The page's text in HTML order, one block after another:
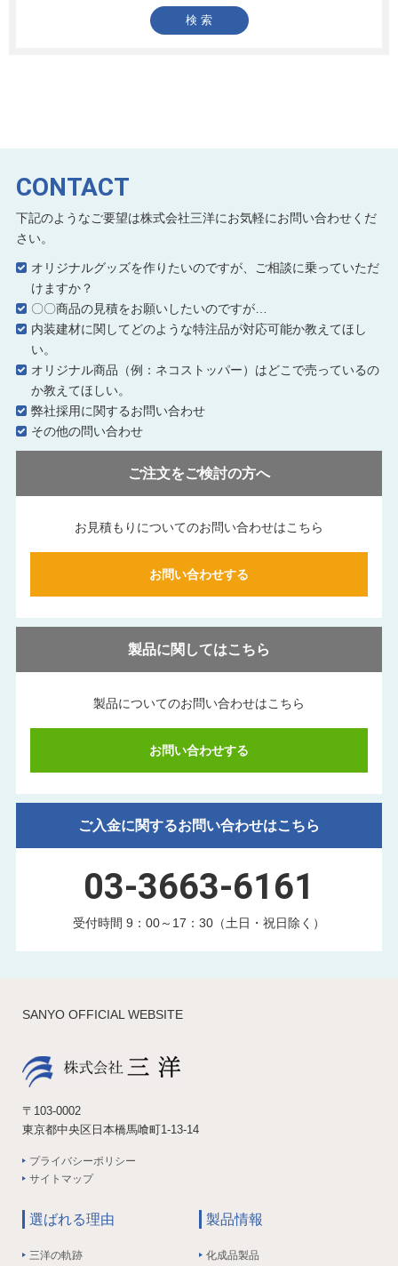
CONTACT
下記のようなご要望は株式会社三洋にお気軽にお問い合わせくだ
さい。
オリジナルグッズを作りたいのですが、ご相談に乗っていただ
けますか？
〇〇商品の見積をお願いしたいのですが…
内装建材に関してどのような特注品が対応可能か教えてほし
い。
オリジナル商品（例：ネコストッパー）はどこで売っているの
か教えてほしい。
弊社採用に関するお問い合わせ
その他の問い合わせ
ご注文をご検討の方へ
お見積もりについてのお問い合わせはこちら
お問い合わせする
製品に関してはこちら
製品についてのお問い合わせはこちら
お問い合わせする
ご入金に関するお問い合わせはこちら
03-3663-6161
受付時間 9：00～17：30（土日・祝日除く）
SANYO OFFICIAL WEBSITE
〒103-0002
東京都中央区日本橋馬喰町1-13-14
プライバシーポリシー
サイトマップ
選ばれる理由
三洋の軌跡
製品情報
化成品製品